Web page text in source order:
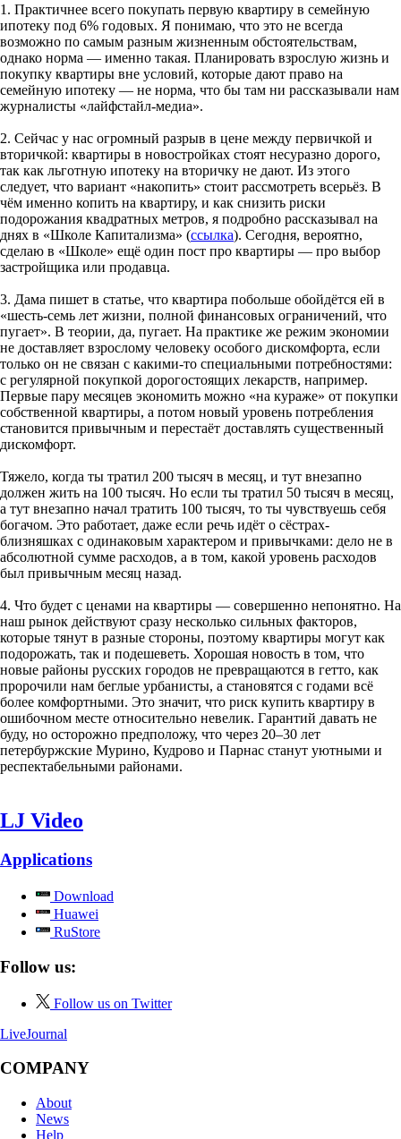
1. Практичнее всего покупать первую квартиру в семейную
ипотеку под 6% годовых. Я понимаю, что это не всегда
возможно по самым разным жизненным обстоятельствам,
однако норма — именно такая. Планировать взрослую жизнь и
покупку квартиры вне условий, которые дают право на
семейную ипотеку — не норма, что бы там ни рассказывали нам
журналисты «лайфстайл-медиа».
2. Сейчас у нас огромный разрыв в цене между первичкой и
вторичкой: квартиры в новостройках стоят несуразно дорого,
так как льготную ипотеку на вторичку не дают. Из этого
следует, что вариант «накопить» стоит рассмотреть всерьёз. В
чём именно копить на квартиру, и как снизить риски
подорожания квадратных метров, я подробно рассказывал на
днях в «Школе Капитализма» (ссылка). Сегодня, вероятно,
сделаю в «Школе» ещё один пост про квартиры — про выбор
застройщика или продавца.
3. Дама пишет в статье, что квартира побольше обойдётся ей в
«шесть-семь лет жизни, полной финансовых ограничений, что
пугает». В теории, да, пугает. На практике же режим экономии
не доставляет взрослому человеку особого дискомфорта, если
только он не связан с какими-то специальными потребностями:
с регулярной покупкой дорогостоящих лекарств, например.
Первые пару месяцев экономить можно «на кураже» от покупки
собственной квартиры, а потом новый уровень потребления
становится привычным и перестаёт доставлять существенный
дискомфорт.
Тяжело, когда ты тратил 200 тысяч в месяц, и тут внезапно
должен жить на 100 тысяч. Но если ты тратил 50 тысяч в месяц,
а тут внезапно начал тратить 100 тысяч, то ты чувствуешь себя
богачом. Это работает, даже если речь идёт о сёстрах-
близняшках с одинаковым характером и привычками: дело не в
абсолютной сумме расходов, а в том, какой уровень расходов
был привычным месяц назад.
4. Что будет c ценами на квартиры — совершенно непонятно. На
наш рынок действуют сразу несколько сильных факторов,
которые тянут в разные стороны, поэтому квартиры могут как
подорожать, так и подешеветь. Хорошая новость в том, что
новые районы русских городов не превращаются в гетто, как
пророчили нам беглые урбанисты, а становятся с годами всё
более комфортными. Это значит, что риск купить квартиру в
ошибочном месте относительно невелик. Гарантий давать не
буду, но осторожно предположу, что через 20–30 лет
петербуржские Мурино, Кудрово и Парнас станут уютными и
респектабельными районами.
LJ Video
Applications
Download
Huawei
RuStore
Follow us:
Follow us on Twitter
LiveJournal
COMPANY
About
News
Help